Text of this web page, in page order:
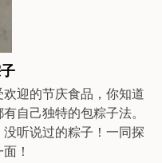
迎的节庆食品，你知道
自己独特的包粽子法。
听说过的粽子！一同探
！